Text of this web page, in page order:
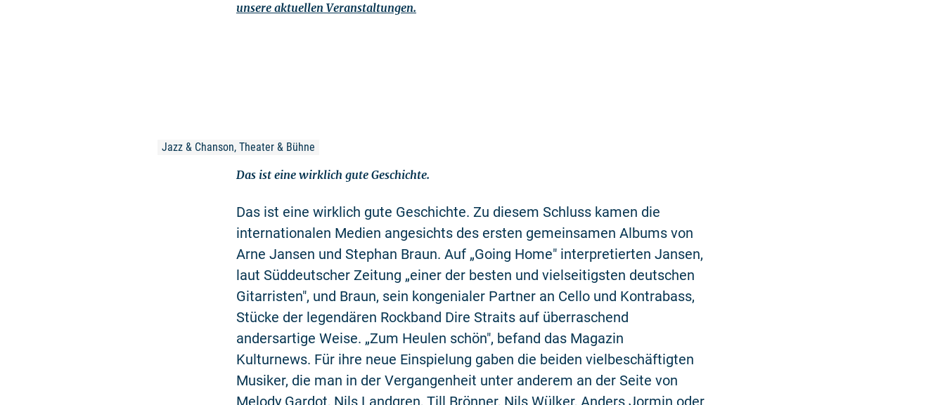
unsere aktuellen Veranstaltungen.
Jazz & Chanson, Theater & Bühne
Das ist eine wirklich gute Geschichte.
Das ist eine wirklich gute Geschichte. Zu diesem Schluss kamen die
internationalen Medien angesichts des ersten gemeinsamen Albums von
Arne Jansen und Stephan Braun. Auf „Going Home" interpretierten Jansen,
laut Süddeutscher Zeitung „einer der besten und vielseitigsten deutschen
Gitarristen", und Braun, sein kongenialer Partner an Cello und Kontrabass,
Stücke der legendären Rockband Dire Straits auf überraschend
andersartige Weise. „Zum Heulen schön", befand das Magazin
Kulturnews. Für ihre neue Einspielung gaben die beiden vielbeschäftigten
Musiker, die man in der Vergangenheit unter anderem an der Seite von
Melody Gardot, Nils Landgren, Till Brönner, Nils Wülker, Anders Jormin oder